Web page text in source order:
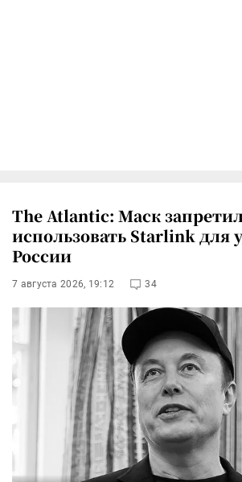
The Atlantic: Маск
использовать Starlink для
России
7 августа 2026, 19:12 34